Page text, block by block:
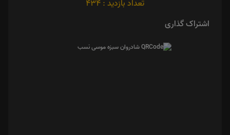
تعداد بازدید : 434
اشتراک گذاری